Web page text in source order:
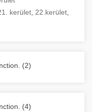
műszaki
és
komplett
kerület 22.kerület
(2)
(4)